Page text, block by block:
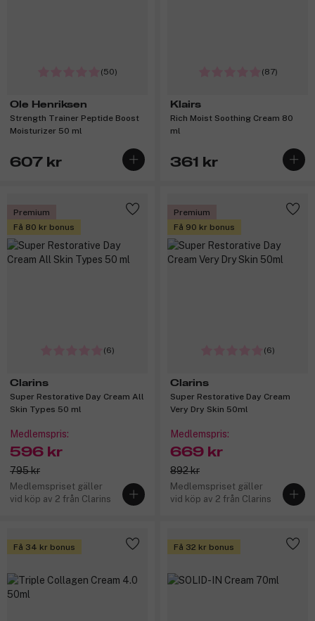
(50)
Ole Henriksen
Strength Trainer Peptide Boost
Moisturizer 50 ml
607 kr
(87)
Klairs
Rich Moist Soothing Cream 80
ml
361 kr
Premium
Få 80 kr bonus
(6)
Clarins
Super Restorative Day Cream All
Skin Types 50 ml
Medlemspris:
596 kr
795 kr
Medlemspriset gäller
vid köp av 2 från Clarins
Premium
Få 90 kr bonus
(6)
Clarins
Super Restorative Day Cream
Very Dry Skin 50ml
Medlemspris:
669 kr
892 kr
Medlemspriset gäller
vid köp av 2 från Clarins
Få 34 kr bonus Få 32 kr bonus